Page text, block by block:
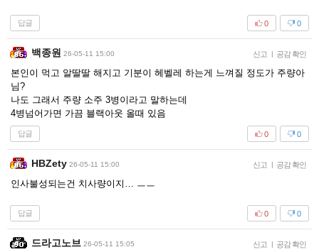
답글 0
0
백종원 26-05-11 15:00 신고 | 공감 확인
본인이 먹고 알딸딸 해지고 기분이 헤벨레 하는게 느껴질 정도가 주량아
님?
나도 그래서 주량 소주 3병이라고 말하는데
4병넘어가면 가끔 블랙아웃 올때 있음
답글 0
0
HBZety 26-05-11 15:00 신고 | 공감 확인
인사불성되는건 치사량이지… ㅡㅡ
답글 0
0
드라고노브 26-05-11 15:05 신고 | 공감 확인